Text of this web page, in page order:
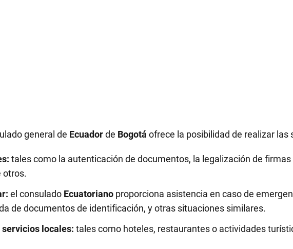
general de Ecuadorde Bogotá ofrece la posibilidad de realizar las
tales como la autenticación de documentos, la legalización de
otros.
el consulado Ecuatoriano proporciona asistencia en caso de
de documentos de identificación, y otras situaciones similares.
locales: tales como hoteles, restaurantes o actividades